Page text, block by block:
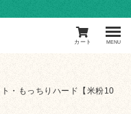
カート MENU
・もっちりハード【米粉10